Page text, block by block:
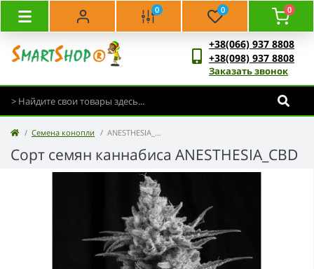
0 0 0
+38(066) 937 8808
+38(098) 937 8808
Заказать звонок
Семена конопли ANESTHESIA_CBD
Сорт семян каннабиса ANESTHESIA_CBD